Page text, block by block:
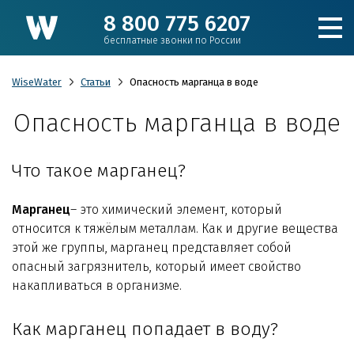
8 800 775 6207
бесплатные звонки по России
Для коттеджа
Кулеры и пурифайеры
WiseWater Статьи Опасность марганца в воде
Опасность марганца в воде
Что такое марганец?
Марганец– это химический элемент, который
относится к тяжёлым металлам. Как и другие вещества
этой же группы, марганец представляет собой
опасный загрязнитель, который имеет свойство
накапливаться в организме.
Как марганец попадает в воду?